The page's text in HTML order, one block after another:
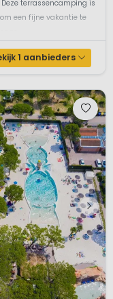
terrassencamping is
een fijne vakantie te
1 aanbieders